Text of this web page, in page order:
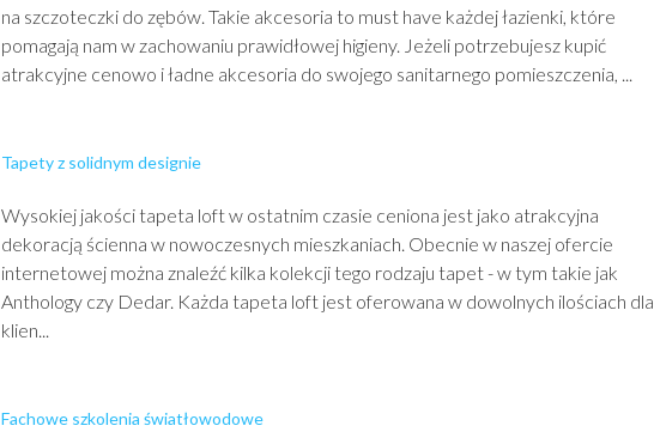
na szczoteczki do zębów. Takie akcesoria to must have każdej łazienki, które
pomagają nam w zachowaniu prawidłowej higieny. Jeżeli potrzebujesz kupić
atrakcyjne cenowo i ładne akcesoria do swojego sanitarnego pomieszczenia, ...
Tapety z solidnym designie
Wysokiej jakości tapeta loft w ostatnim czasie ceniona jest jako atrakcyjna
dekoracją ścienna w nowoczesnych mieszkaniach. Obecnie w naszej ofercie
internetowej można znaleźć kilka kolekcji tego rodzaju tapet - w tym takie jak
Anthology czy Dedar. Każda tapeta loft jest oferowana w dowolnych ilościach dla
klien...
Fachowe szkolenia światłowodowe